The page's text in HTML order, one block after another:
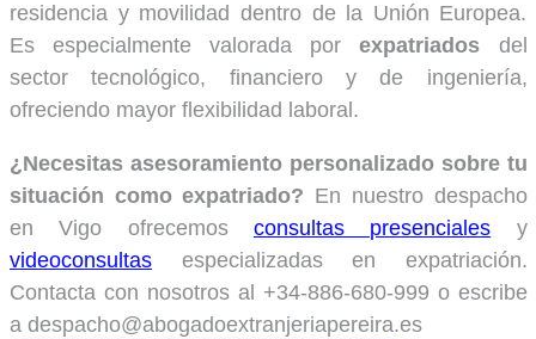
residencia y movilidad dentro de la Unión Europea.
Es especialmente valorada porexpatriados del
sector tecnológico, financiero y de ingeniería,
ofreciendo mayor flexibilidad laboral.
¿Necesitas asesoramiento personalizado sobre tu
situación como expatriado? En nuestro despacho
en Vigo ofrecemos consultas presenciales y
videoconsultas especializadas en expatriación.
Contacta con nosotros al +34-886-680-999 o escribe
a despacho@abogadoextranjeriapereira.es